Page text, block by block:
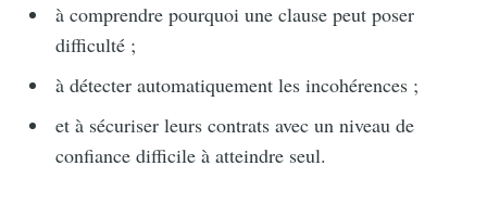
à comprendre pourquoi une clause peut poser
difficulté ;
à détecter automatiquement les incohérences ;
et à sécuriser leurs contrats avec un niveau de
confiance difficile à atteindre seul.